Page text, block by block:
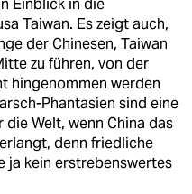
Einblick in die
Taiwan. Es zeigt auch,
der Chinesen, Taiwan
zu führen, von der
hingenommen werden
Phantasien sind eine
Welt, wenn China das
denn friedliche
ja kein erstrebenswertes